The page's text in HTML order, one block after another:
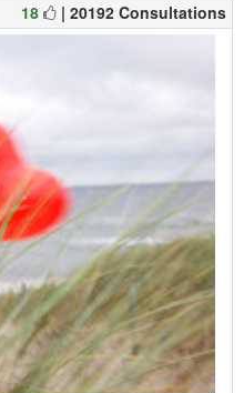
18 | 20192 Consultations